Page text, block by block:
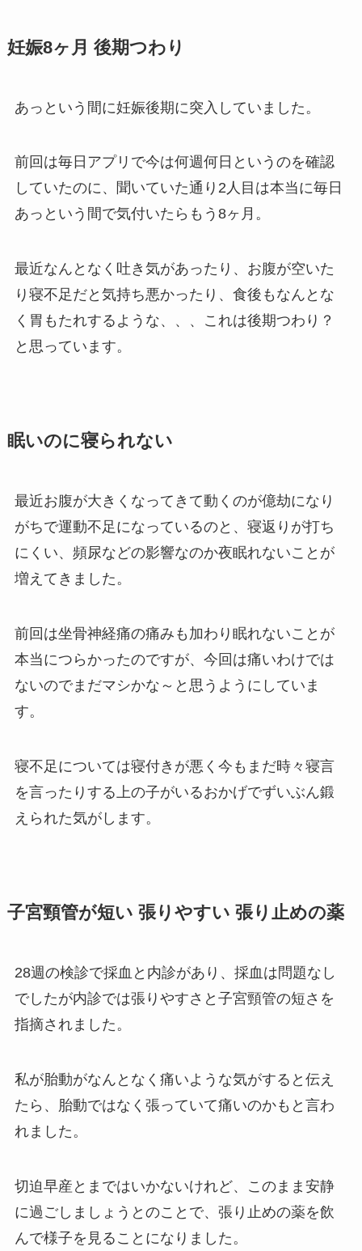
妊娠8ヶ月 後期つわり
あっという間に妊娠後期に突入していました。
前回は毎日アプリで今は何週何日というのを確認
していたのに、聞いていた通り2人目は本当に毎日
あっという間で気付いたらもう8ヶ月。
最近なんとなく吐き気があったり、お腹が空いた
り寝不足だと気持ち悪かったり、食後もなんとな
く胃もたれするような、、、これは後期つわり？
と思っています。
眠いのに寝られない
最近お腹が大きくなってきて動くのが億劫になり
がちで運動不足になっているのと、寝返りが打ち
にくい、頻尿などの影響なのか夜眠れないことが
増えてきました。
前回は坐骨神経痛の痛みも加わり眠れないことが
本当につらかったのですが、今回は痛いわけでは
ないのでまだマシかな～と思うようにしていま
す。
寝不足については寝付きが悪く今もまだ時々寝言
を言ったりする上の子がいるおかげでずいぶん鍛
えられた気がします。
子宮頸管が短い 張りやすい 張り止めの薬
28週の検診で採血と内診があり、採血は問題なし
でしたが内診では張りやすさと子宮頸管の短さを
指摘されました。
私が胎動がなんとなく痛いような気がすると伝え
たら、胎動ではなく張っていて痛いのかもと言わ
れました。
切迫早産とまではいかないけれど、このまま安静
に過ごしましょうとのことで、張り止めの薬を飲
んで様子を見ることになりました。